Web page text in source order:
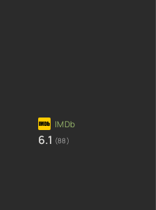
6.1 (88)